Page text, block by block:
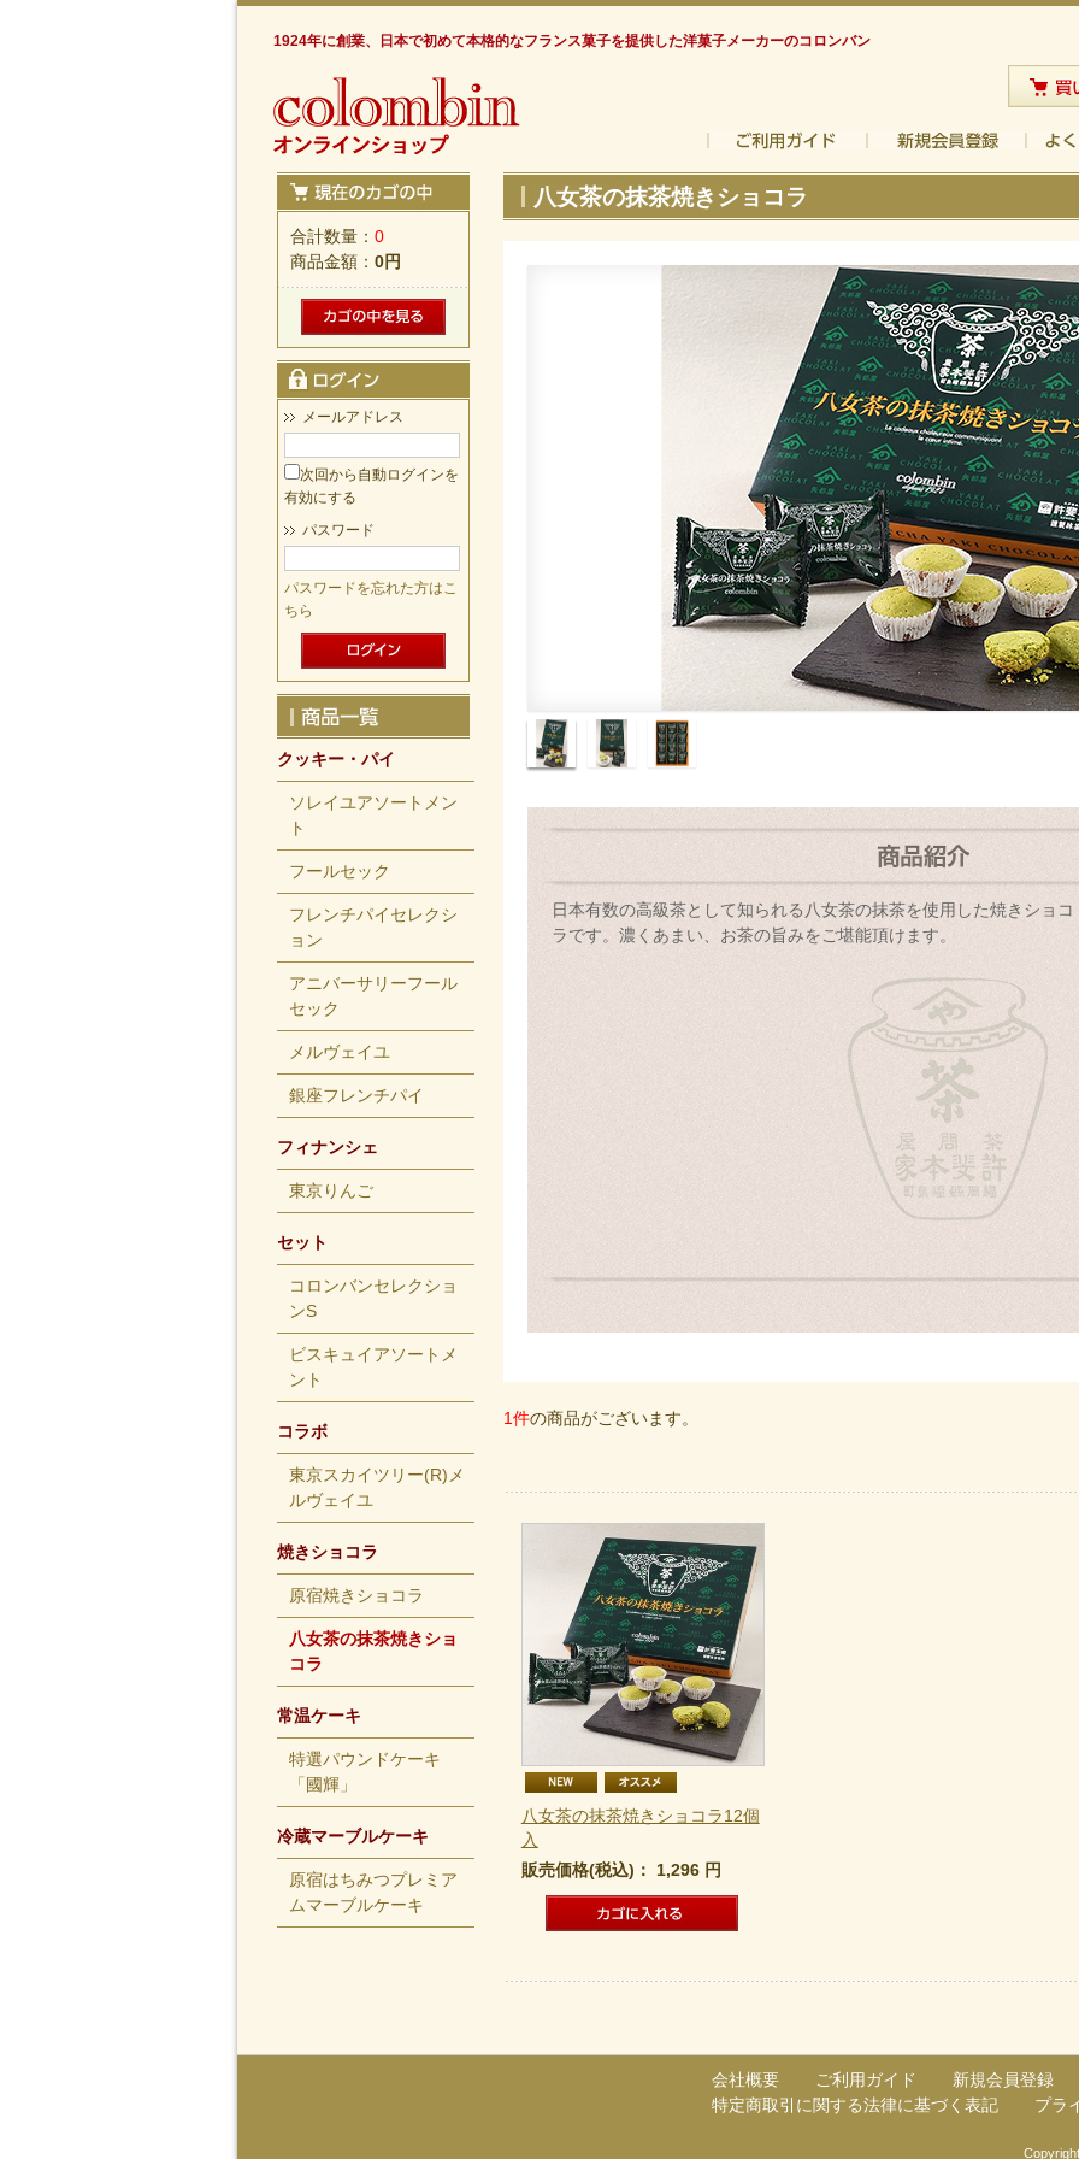
1924年に創業、日本で初めて本格的なフランス菓子を提供した洋菓子メーカーのコロンバン
合計数量：0
商品金額：0円
メールアドレス
次回から自動ログインを
有効にする
パスワード
パスワードを忘れた方はこ
ちら
クッキー・パイ
ソレイユアソートメン
ト
フールセック
フレンチパイセレクシ
ョン
アニバーサリーフール
セック
メルヴェイユ
銀座フレンチパイ
フィナンシェ
東京りんご
セット
コロンバンセレクショ
ンS
ビスキュイアソートメ
ント
コラボ
東京スカイツリー(R)メ
ルヴェイユ
焼きショコラ
原宿焼きショコラ
八女茶の抹茶焼きショ
コラ
常温ケーキ
特選パウンドケーキ
「國輝」
冷蔵マーブルケーキ
原宿はちみつプレミア
ムマーブルケーキ
八女茶の抹茶焼きショコラ
日本有数の高級茶として知られる八女茶の抹茶を使用した焼きショコ
ラです。濃くあまい、お茶の旨みをご堪能頂けます。
1件の商品がございます。
八女茶の抹茶焼きショコラ12個
入
販売価格(税込)： 1,296円
会社概要 ご利用ガイド
新規会員登録
特定商取引に関する法律に基づく表記
プラ